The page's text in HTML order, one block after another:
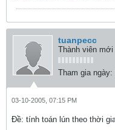
tuanpecc
Thành viên mới
Tham gia ngày:
03-10-2005, 07:15 PM
Ðề: tính toán lún theo thời